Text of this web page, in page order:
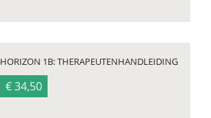
HORIZON 1B: THERAPEUTENHANDLEIDING
€ 34,50